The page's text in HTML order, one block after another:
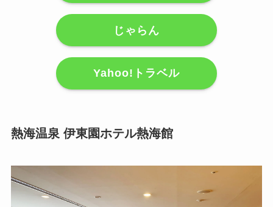
じゃらん
Yahoo!トラベル
熱海温泉 伊東園ホテル熱海館